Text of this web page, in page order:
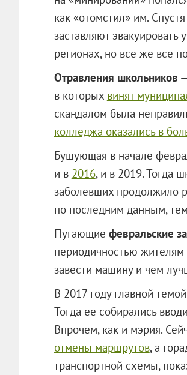
как «отомстил» им.
заставляют
регионах, но все же все
Отравления школьников
в которых винят
скандалом была
колледжа оказались в
Бушующая в начале
и в 2016, и в 2019. Тогда
заболевших продолжило
по последним данным,
Пугающие февральские
периодичностью жителям
завести машину и чем
В 2017 году главной
Тогда ее собирались
Впрочем, как и мэрия.
отмены маршрутов, а
транспортной схемы,